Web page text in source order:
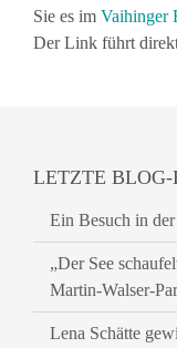
Sie es im Vaihinger
Der Link führt
LETZTE
Ein Besuch in
„Der See
Martin-Walser-
Lena Schätte